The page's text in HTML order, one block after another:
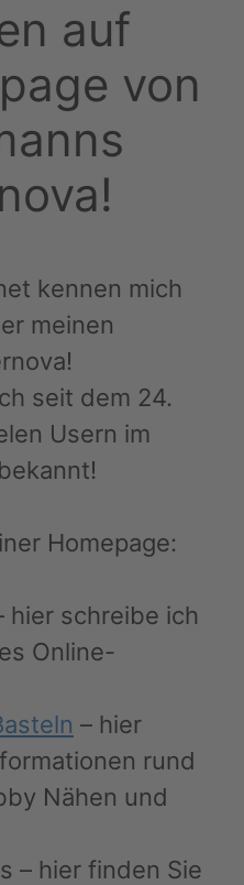
auf
von
kennen mich
meinen
seit dem 24.
Usern im
Homepage:
hier schreibe ich
Online-
– hier
rund
Nähen und
– hier finden Sie